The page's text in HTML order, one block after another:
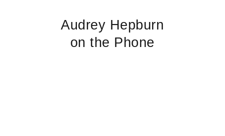
Audrey Hepburn
on the Phone